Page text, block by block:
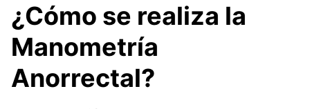
¿Cómo se realiza la
Manometría
Anorrectal?